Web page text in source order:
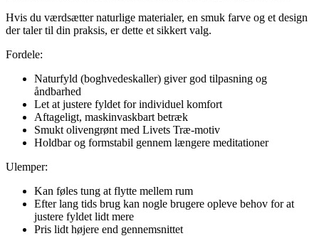
Hvis du værdsætter naturlige materialer, en smuk farve og et design
der taler til din praksis, er dette et sikkert valg.
Fordele:
Naturfyld (boghvedeskaller) giver god tilpasning og
åndbarhed
Let at justere fyldet for individuel komfort
Aftageligt, maskinvaskbart betræk
Smukt olivengrønt med Livets Træ-motiv
Holdbar og formstabil gennem længere meditationer
Ulemper:
Kan føles tung at flytte mellem rum
Efter lang tids brug kan nogle brugere opleve behov for at
justere fyldet lidt mere
Pris lidt højere end gennemsnittet